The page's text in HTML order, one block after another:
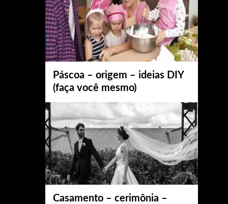
Páscoa – origem – ideias DIY
(faça você mesmo)
Casamento – cerimônia –